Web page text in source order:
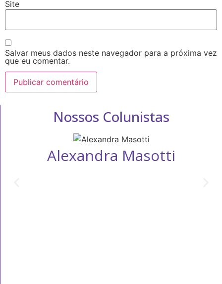
Site
Salvar meus dados neste navegador para a próxima vez
que eu comentar.
Nossos Colunistas
Alexandra Masotti